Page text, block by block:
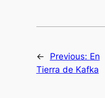
← Previous: En
Tierra de Kafka